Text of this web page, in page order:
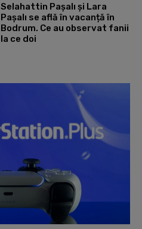
Selahattin Paşalı și Lara
Paşalı se află în vacanță în
Bodrum. Ce au observat fanii
la ce doi